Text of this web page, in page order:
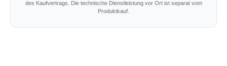
des Kaufvertrags. Die technische Dienstleistung vor Ort ist separat vom
Produktkauf.